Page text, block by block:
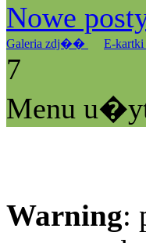
Nowe
Galeria zdj�� E-kartki
7
Menu
Warning: